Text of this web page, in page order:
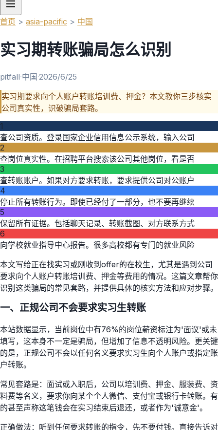
首页 > asia-pacific > 中国
实习期转账骗局怎么识别
pitfall·中国·2026/6/25
实习期要求向个人账户转账培训费、押金？本文教你三步核实
公司真实性，识破骗局套路。
1
查公司资质。登录国家企业信用信息公示系统，输入公司
2
查岗位真实性。在招聘平台搜索该公司其他岗位，看是否
3
查转账账户。如果对方要求转账，要求提供公司对公账户
4
停止所有转账行为。即使已经付了一部分，也不要再继续
5
保留所有证据。包括聊天记录、转账截图、对方联系方式
6
向学校就业指导中心报告。很多高校都有专门的就业风险
本文写给正在找实习或刚收到offer的在校生，尤其是遇到公司
要求向个人账户转账培训费、押金等费用的情况。这篇文章帮你
识别这类骗局的常见套路，并提供具体的核实方法和应对步骤。
一、正规公司不会要求实习生转账
本站数据显示，当前岗位中有76%的岗位薪资标注为'面议'或未
填写，这本身不一定是骗局，但增加了信息不透明风险。更关键
的是，正规公司不会以任何名义要求实习生向个人账户或指定账
户转账。
常见套路是：面试或入职后，公司以培训费、押金、服装费、资
料费等名义，要求你向某个个人微信、支付宝或银行卡转账。有
的甚至声称这笔钱会在实习结束后退还，或者作为'诚意金'。
正确做法：听到任何要求转账的指令，先不要付钱。直接告诉对